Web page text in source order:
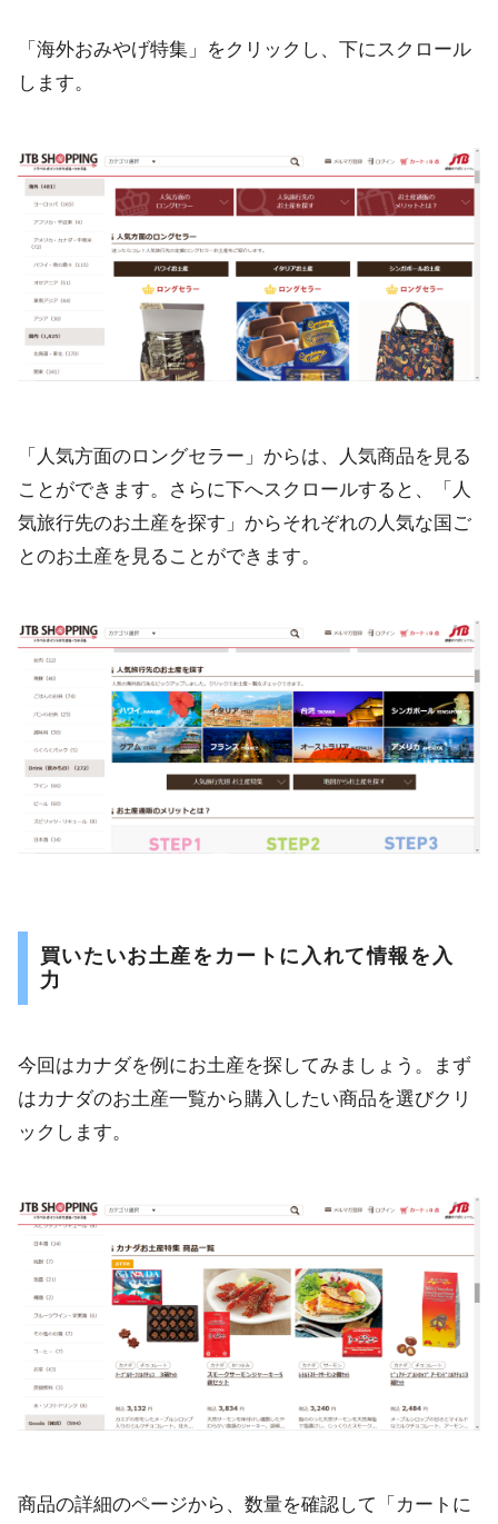
「海外おみやげ特集」をクリックし、下にスクロール
します。
「人気方面のロングセラー」からは、人気商品を見る
ことができます。さらに下へスクロールすると、「人
気旅行先のお土産を探す」からそれぞれの人気な国ご
とのお土産を見ることができます。
買いたいお土産をカートに入れて情報を入
力
今回はカナダを例にお土産を探してみましょう。まず
はカナダのお土産一覧から購入したい商品を選びクリ
ックします。
商品の詳細のページから、数量を確認して「カートに